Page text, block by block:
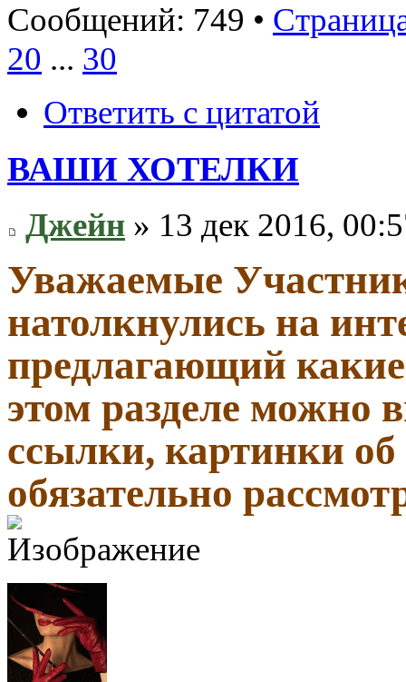
Сообщений: 749 •
20 ... 30
Ответить с цитатой
ВАШИ ХОТЕЛКИ
Джейн » 13 дек 2016,
Уважаемые
натолкнулись на
предлагающий
этом разделе
ссылки, картинки
обязательно